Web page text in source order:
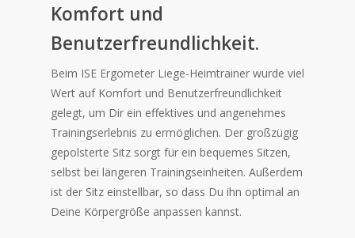
Komfort und
Benutzerfreundlichkeit.
Beim ISE Ergometer Liege-Heimtrainer wurde viel
Wert auf Komfort und Benutzerfreundlichkeit
gelegt, um Dir ein effektives und angenehmes
Trainingserlebnis zu ermöglichen. Der großzügig
gepolsterte Sitz sorgt für ein bequemes Sitzen,
selbst bei längeren Trainingseinheiten. Außerdem
ist der Sitz einstellbar, so dass Du ihn optimal an
Deine Körpergröße anpassen kannst.